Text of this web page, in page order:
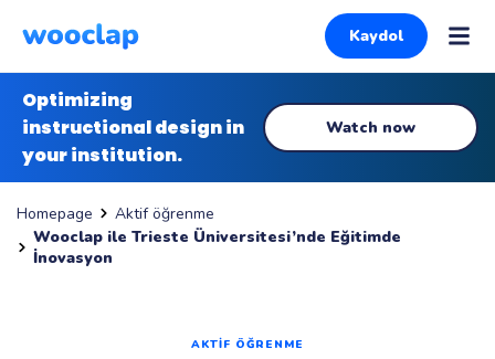
Kaydol
Optimizing
instructional design in
your institution.
Watch now
Homepage
Aktif öğrenme
Wooclap ile Trieste Üniversitesi’nde Eğitimde
İnovasyon
AKTIF ÖĞRENME